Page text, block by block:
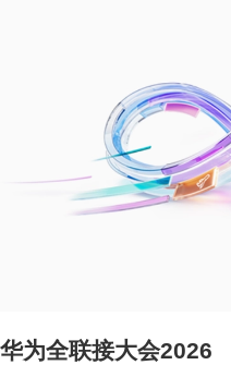
华为全联接大会2026